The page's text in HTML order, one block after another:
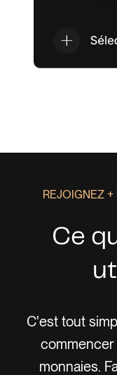
REJOIGNEZ +
Ce
C'est tout
monnaies.